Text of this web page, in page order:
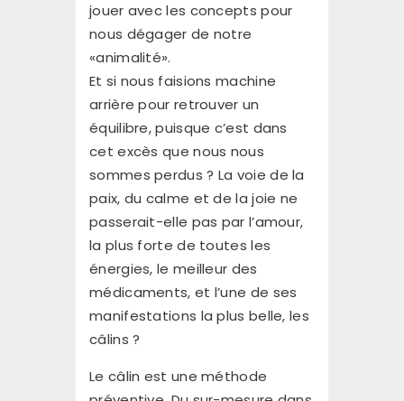
jouer avec les concepts pour
nous dégager de notre
«animalité».
Et si nous faisions machine
arrière pour retrouver un
équilibre, puisque c’est dans
cet excès que nous nous
sommes perdus ? La voie de la
paix, du calme et de la joie ne
passerait-elle pas par l’amour,
la plus forte de toutes les
énergies, le meilleur des
médicaments, et l’une de ses
manifestations la plus belle, les
câlins ?
Le câlin est une méthode